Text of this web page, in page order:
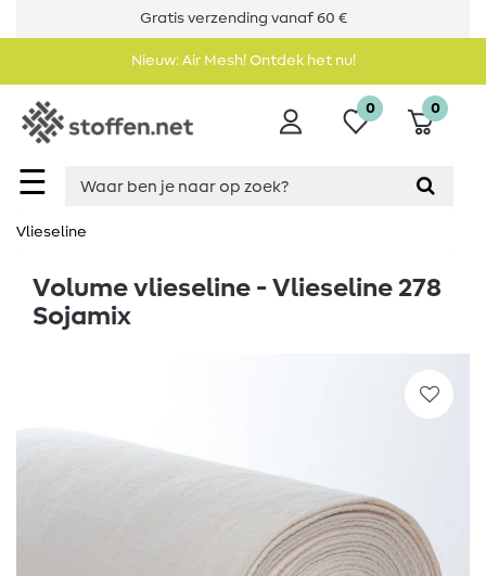
Gratis verzending vanaf 60 €
Nieuw: Air Mesh! Ontdek het nu!
☰
0 0
Vlieseline
Volume vlieseline - Vlieseline 278
Sojamix